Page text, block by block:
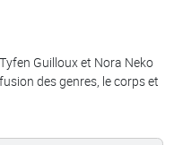
Guilloux et Nora Neko
des genres, le corps et